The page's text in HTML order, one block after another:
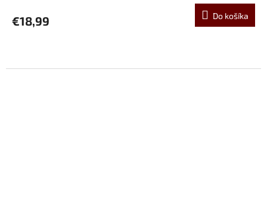
€18,99 Do košíka